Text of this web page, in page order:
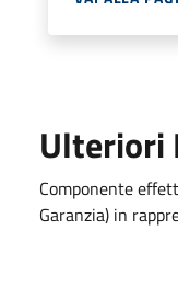
Ulteriori
Componente
Garanzia) in